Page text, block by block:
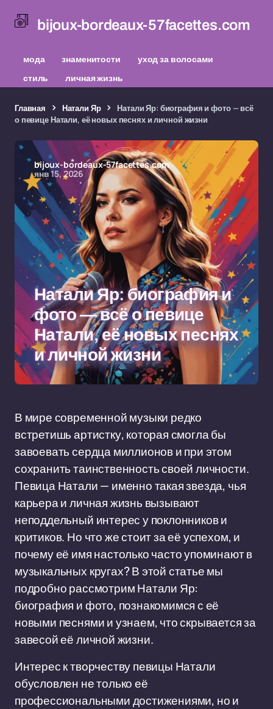
bijoux-bordeaux-57facettes.com
мода знаменитости
уход за волосами
стиль
личная жизнь
Главная Натали Яр
Натали Яр: биография и фото — всё
о певице Натали, её новых песнях и личной жизни
bijoux-bordeaux-57facettes.com
янв 15, 2026
Натали Яр: биография и
фото — всё о певице
Натали, её новых песнях
и личной жизни
В мире современной музыки редко
встретишь артистку, которая смогла бы
завоевать сердца миллионов и при этом
сохранить таинственность своей личности.
Певица Натали — именно такая звезда, чья
карьера и личная жизнь вызывают
неподдельный интерес у поклонников и
критиков. Но что же стоит за её успехом, и
почему её имя настолько часто упоминают в
музыкальных кругах? В этой статье мы
подробно рассмотрим Натали Яр:
биография и фото, познакомимся с её
новыми песнями и узнаем, что скрывается за
завесой её личной жизни.
Интерес к творчеству певицы Натали
обусловлен не только её
профессиональными достижениями, но и